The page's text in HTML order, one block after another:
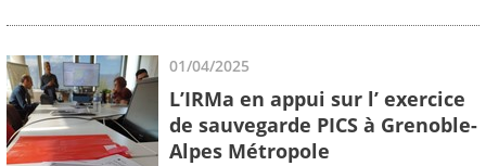
01/04/2025
L’IRMa en appui sur l’ exercice
de sauvegarde PICS à Grenoble-
Alpes Métropole